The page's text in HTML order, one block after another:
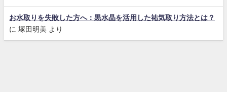
お水取りを失敗した方へ：黒水晶を活用した祐気取り方法とは？
に 塚田明美 より